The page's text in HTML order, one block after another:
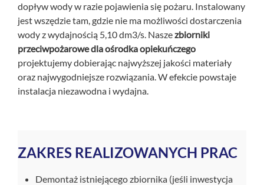
dopływ wody w razie pojawienia się pożaru. Instalowany
jest wszędzie tam, gdzie nie ma możliwości dostarczenia
wody z wydajnością 5,10 dm3/s. Naszezbiorniki
przeciwpożarowe dla ośrodka opiekuńczego
projektujemy dobierając najwyższej jakości materiały
oraz najwygodniejsze rozwiązania. W efekcie powstaje
instalacja niezawodna i wydajna.
ZAKRES REALIZOWANYCH PRAC
Demontaż istniejącego zbiornika (jeśli inwestycja